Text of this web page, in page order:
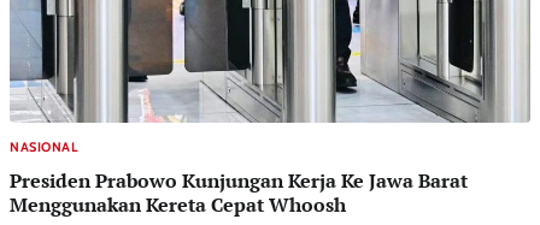
NASIONAL
Presiden Prabowo Kunjungan Kerja Ke Jawa Barat
Menggunakan Kereta Cepat Whoosh